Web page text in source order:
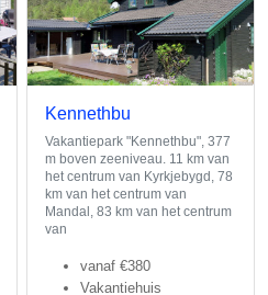
Kennethbu
Vakantiepark "Kennethbu", 377
m boven zeeniveau. 11 km van
het centrum van Kyrkjebygd, 78
km van het centrum van
Mandal, 83 km van het centrum
van
vanaf €380
Vakantiehuis